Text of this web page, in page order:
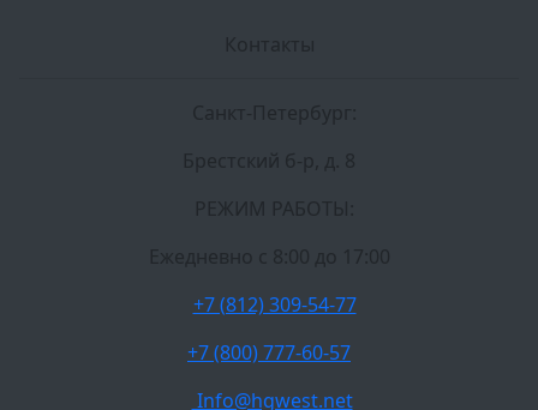
Контакты
Санкт-Петербург:
Брестский б-р, д. 8
РЕЖИМ РАБОТЫ:
Ежедневно c 8:00 до 17:00
+7 (812) 309-54-77
+7 (800) 777-60-57
Info@hgwest.net